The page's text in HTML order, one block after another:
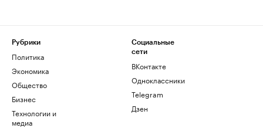
Рубрики
Политика
Экономика
Общество
Бизнес
Технологии и
медиа
Социальные
сети
ВКонтакте
Одноклассники
Telegram
Дзен